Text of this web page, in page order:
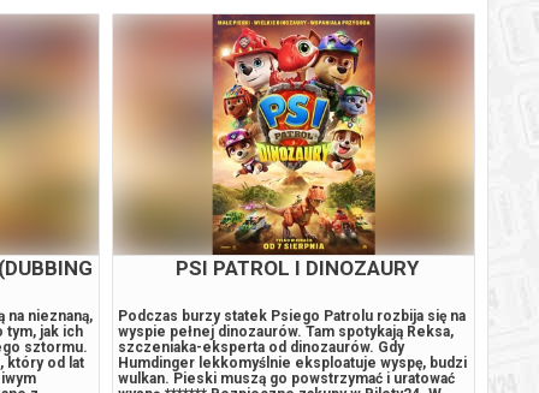
na nieznaną,
tym, jak ich
sztormu.
który od lat
PSI PATROL I DINOZAURY
Podczas burzy statek Psiego Patrolu rozbija się na
wyspie pełnej dinozaurów. Tam spotykają Reksa,
szczeniaka-eksperta od dinozaurów. Gdy
Humdinger lekkomyślnie eksploatuje wyspę, budzi
wulkan. Pieski muszą go powstrzymać i uratować